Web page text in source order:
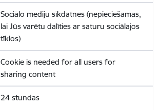
Sociālo mediju sīkdatnes (nepieciešamas,
lai Jūs varētu dalīties ar saturu sociālajos
tīklos)
Cookie is needed for all users for
sharing content
24 stundas